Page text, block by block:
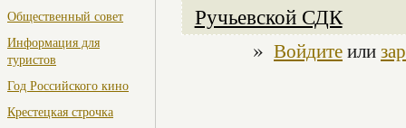
Общественный совет
Информация для
туристов
Год Российского кино
Крестецкая строчка
Ручьевской СДК
» Войдитеили